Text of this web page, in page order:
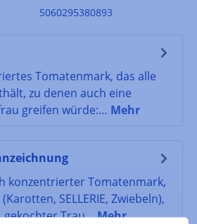
5060295380893
Tomatenmark, das alle
zu denen auch eine
greifen würde:… Mehr
konzentrierter Tomatenmark,
SELLERIE, Zwiebeln),
gekochter Trau…Mehr